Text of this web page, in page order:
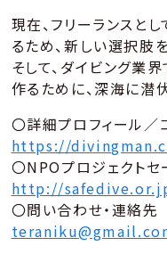
現在、フリーランスと
るため、新しい選択肢
そして、ダイビング業
作るために、深海に潜
〇詳細プロフィール／
https://
〇NPOプロジェクトセ
http://
〇問い合わせ・連絡先